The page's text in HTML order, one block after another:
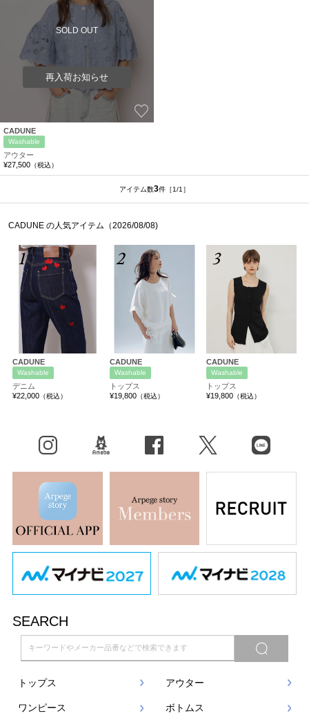
SOLD OUT
再入荷お知らせ
CADUNE
Washable
アウター
¥27,500 （税込）
アイテム数3件 ［1/1］
CADUNE の人気アイテム（2026/08/08)
1
CADUNE
Washable
デニム
¥22,000（税込）
2
CADUNE
Washable
トップス
¥19,800（税込）
3
CADUNE
Washable
トップス
¥19,800 （税込）
X（旧Twitter） LINE
SEARCH
トップス アウター
ワンピース ボトムス